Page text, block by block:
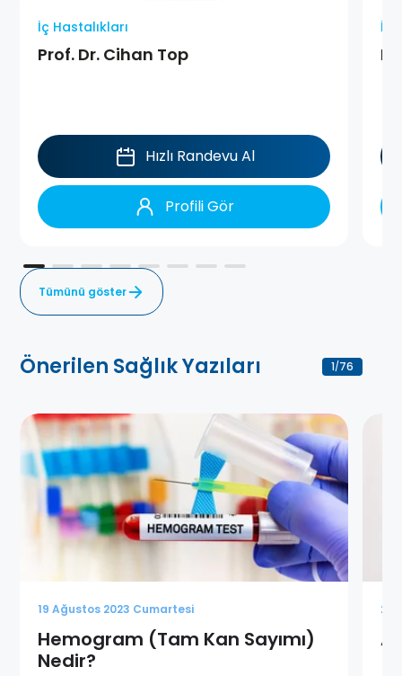
İç Hastalıkları
Prof. Dr. Cihan Top
Hızlı Randevu Al
Profili Gör
İç
Tümünü göster
Önerilen Sağlık Yazıları 1/76
19 Ağustos 2023 Cumartesi
Hemogram (Tam Kan Sayımı)
Nedir?
28